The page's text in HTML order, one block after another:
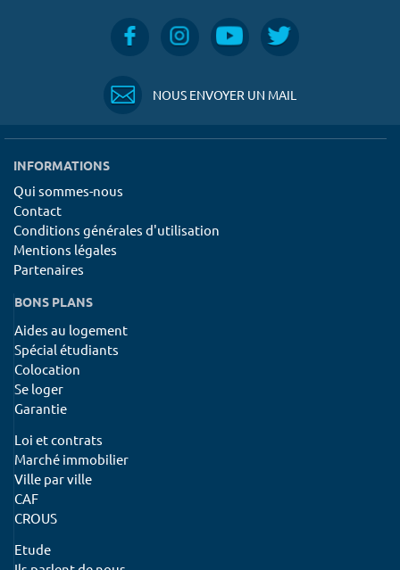
NOUS ENVOYER UN MAIL
INFORMATIONS
Qui sommes-nous
Contact
Conditions générales d'utilisation
Mentions légales
Partenaires
BONS PLANS
Aides au logement
Spécial étudiants
Colocation
Se loger
Garantie
Loi et contrats
Marché immobilier
Ville par ville
CAF
CROUS
Etude